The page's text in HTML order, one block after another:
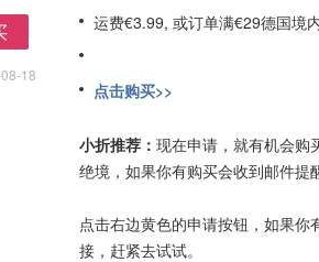
18
运费€3.99, 或订单满€29德国境内
点击购买>>
小折推荐： 现在申请，就有机会购
绝境，如果你有购买会收到邮件提
点击右边黄色的申请按钮，如果
接，赶紧去试试。